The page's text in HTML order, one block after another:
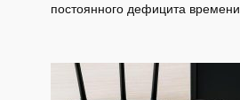
постоянного дефицита времени.